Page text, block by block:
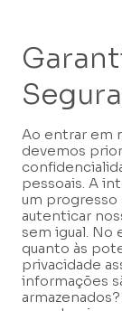
Ao entrar em
devemos
pessoais. A
um
autenticar
sem igual.
quanto às
privacidade
informações